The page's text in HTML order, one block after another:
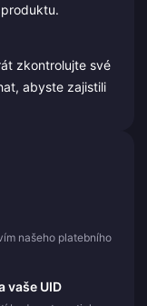
zkontrolujte své
abyste zajistili
našeho platebního
vaše UID